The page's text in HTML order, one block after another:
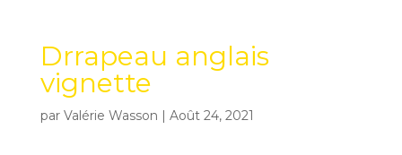
Drrapeau anglais
vignette
par Valérie Wasson | Août 24, 2021